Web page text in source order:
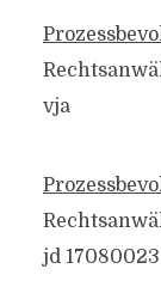
vja
jd 17080023